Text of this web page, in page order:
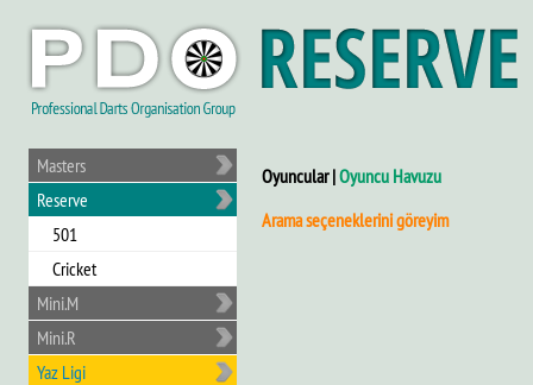
Masters
Reserve
501
Cricket
Mini.M
Mini.R
Yaz Ligi
Oyuncular |Oyuncu Havuzu
Arama seçeneklerini göreyim